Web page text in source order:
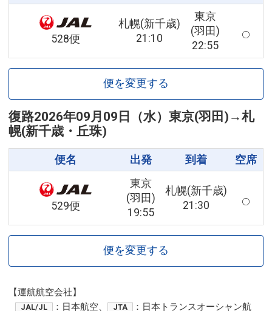
528便
札幌(新千歳)
21:10
東京
(羽田)
22:55
便を変更する
復路2026年09月09日（水） 東京(羽田) →札
幌(新千歳・丘珠)
便名 出発 到着 空席
529便
東京
(羽田)
19:55
札幌(新千歳)
21:30
便を変更する
【運航航空会社】
JAL/JL ：日本航空、 JTA
：日本トランスオーシャン航